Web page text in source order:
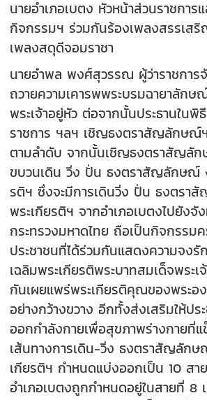
นายอำเภอเบตง หัวหน้าส่วนราชการแ
กิจกรรมฯ ร่วมกันร้องเพลงสรรเสริ
เพลงสดุดีจอมราชา
นายอำพล พงศ์สุวรรณ ผู้ว่าราชการ
ถวายความเคารพพระบรมฉายาลักษ
พระเจ้าอยู่หัว ต่อจากนั้นประธานในพิ
ราชการ ฯลฯ เชิญธงตราสัญลักษณ์
ตามลำดับ จากนั้นเชิญธงตราสัญลัก
ขบวนเดิน วิ่ง ปั่น ธงตราสัญลักษณ์
รติฯ ซึ่งจะมีการเดินวิ่ง ปั่น ธงตรา
พระเกียรติฯ จากอำเภอเบตงไปยัง
กระทรวงมหาดไทย ถือเป็นกิจกรร
ประชาชนที่ได้ร่วมกันแสดงความจงรั
เฉลิมพระเกียรติพระบาทสมเด็จพระเ
กันเผยแพร่พระเกียรติคุณของพระอง
อย่างกว้างขวาง อีกทั้งส่งเสริมให้ปร
ออกกำลังกายเพื่อสุขภาพร่างกายที่
เส้นทางการเดิน-วิ่ง ธงตราสัญลักษ
เกียรติฯ กำหนดแบ่งออกเป็น 10 สา
อำเภอเบตงถูกกำหนดอยู่ในสายที่ 8